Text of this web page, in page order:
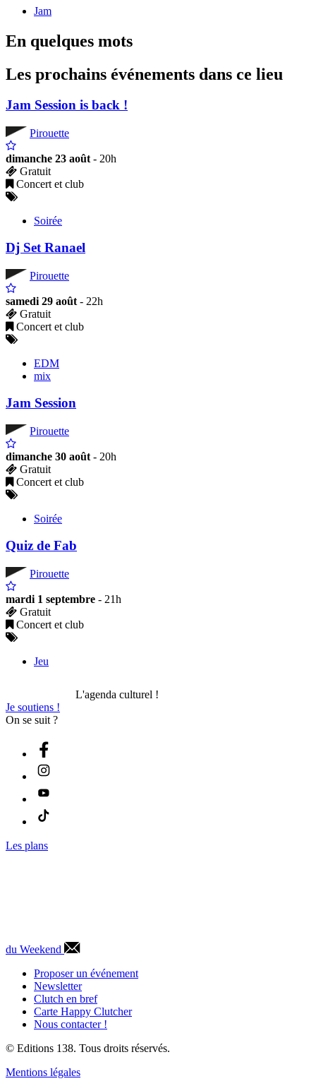
Jam
En quelques mots
Les prochains événements dans ce lieu
Jam Session is back !
Pirouette
dimanche 23 août - 20h
Gratuit
Concert et club
Soirée
Dj Set Ranael
Pirouette
samedi 29 août - 22h
Gratuit
Concert et club
EDM
mix
Jam Session
Pirouette
dimanche 30 août - 20h
Gratuit
Concert et club
Soirée
Quiz de Fab
Pirouette
mardi 1 septembre - 21h
Gratuit
Concert et club
Jeu
L'agenda culturel !
Je soutiens !
On se suit ?
Les plans
du Weekend
Proposer un événement
Newsletter
Clutch en bref
Carte Happy Clutcher
Nous contacter !
© Editions 138. Tous droits réservés.
Mentions légales